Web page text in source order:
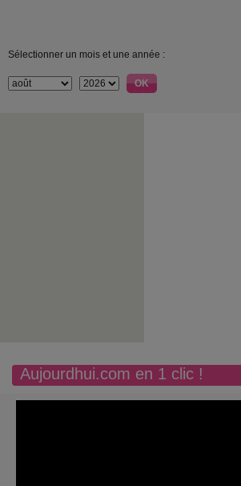
Sélectionner un mois et une année :
Aujourdhui.com en 1 clic !